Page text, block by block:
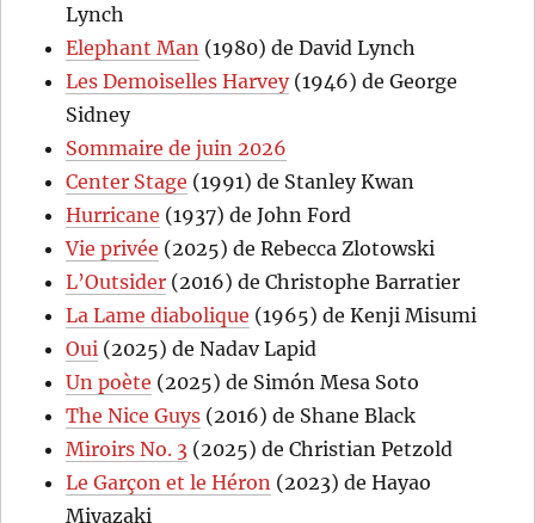
Lynch
Elephant Man (1980) de David Lynch
Les Demoiselles Harvey(1946) de George
Sidney
Sommaire de juin 2026
Center Stage (1991) de Stanley Kwan
Hurricane (1937) de John Ford
Vie privée (2025) de Rebecca Zlotowski
L’Outsider (2016) de Christophe Barratier
La Lame diabolique (1965) de Kenji Misumi
Oui (2025) de Nadav Lapid
Un poète (2025) de Simón Mesa Soto
The Nice Guys (2016) de Shane Black
Miroirs No. 3 (2025) de Christian Petzold
Le Garçon et le Héron (2023) de Hayao
Miyazaki